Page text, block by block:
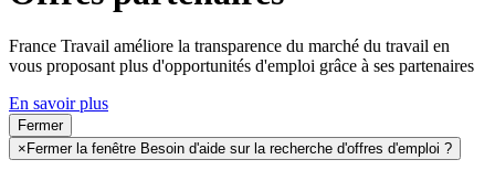
France Travail améliore la transparence du marché du travail en
vous proposant plus d'opportunités d'emploi grâce à ses partenaires
En savoir plus
Fermer
× Fermer la fenêtre Besoin d'aide sur la recherche d'offres d'emploi ?